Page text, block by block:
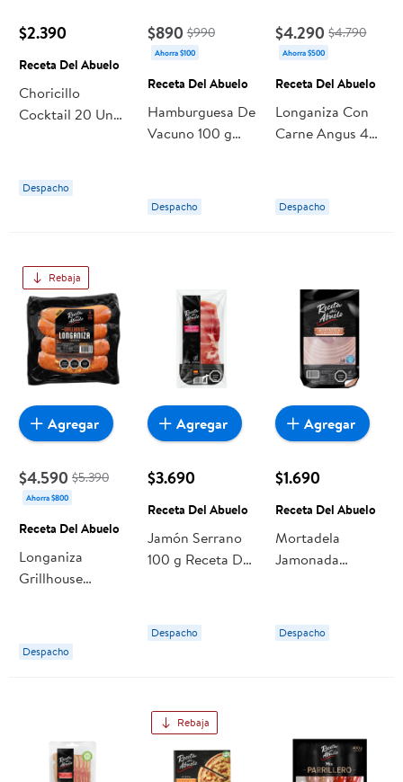
$2.390
Receta Del Abuelo
Choricillo
Cocktail 20 Un
Despacho
$890 $990
Ahorra $100
Receta Del Abuelo
Hamburguesa De
Vacuno 100 g
Despacho
$4.290 $4.790
Ahorra $500
Receta Del Abuelo
Longaniza Con
Carne Angus 4
Despacho
Rebaja
$4.590 $5.390
Ahorra $800
Receta Del Abuelo
Longaniza
Grillhouse
Del Abuelo
Despacho
Agregar
$3.690
Receta Del Abuelo
Jamón Serrano
100 g Receta Del
Despacho
Agregar
$1.690
Receta Del Abuelo
Mortadela
Jamonada
Abuelo
Despacho
Agregar
Rebaja